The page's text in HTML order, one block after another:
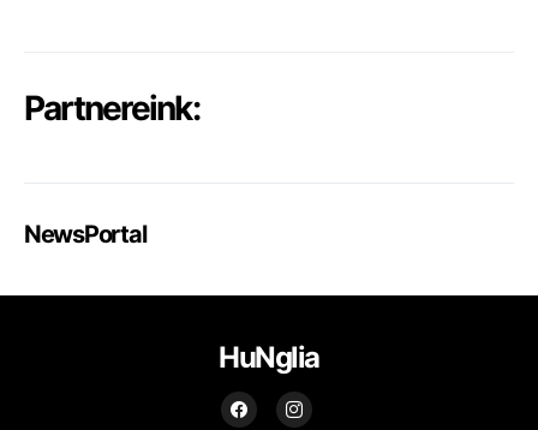
Partnereink:
NewsPortal
HuNglia